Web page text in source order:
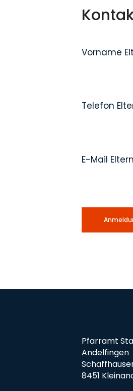
Vorname
Telefon
E-Mail Eltern
Pfarramt
Andelfingen
8451